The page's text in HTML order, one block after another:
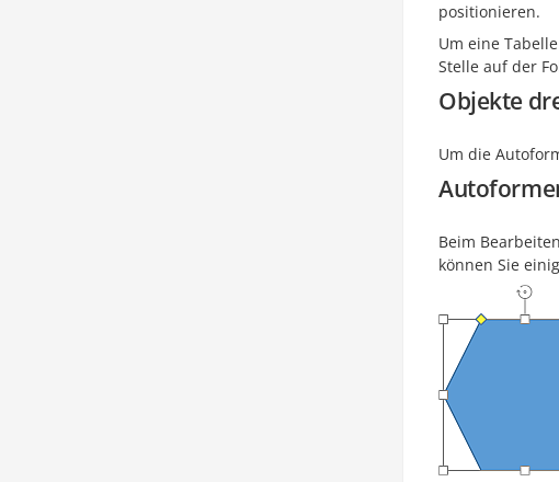
positionieren.
Um eine
Stelle auf der
Objekte
Um die
Beim
können Sie